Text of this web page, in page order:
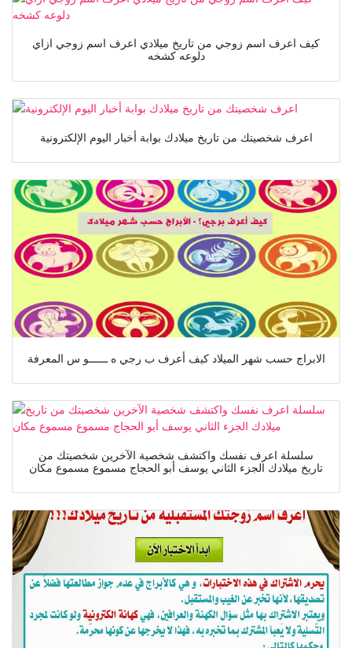
كيف اعرف اسم زوجي من تاريخ ميلادي اعرف اسم زوجي ازاي
دلوعه كشخه
اعرف شخصيتك من تاريخ ميلادك بوابة أخبار اليوم الإلكترونية
الابراج حسب شهر الميلاد كيف أعرف ب رجي ه ــــــو س المعرفة
سلسلة اعرف نفسك واكتشف شخصية الآخرين شخصيتك من
تاريخ ميلادك الجزء الثاني يوسف أبو الحجاج مسموع مسموع مكان